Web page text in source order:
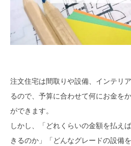
会社案内
モデルハウス
注文住宅は間取りや設備、インテリ
るので、予算に合わせて何にお金を
ができます。
しかし、「どれくらいの金額を払え
きるのか」「どんなグレードの設備